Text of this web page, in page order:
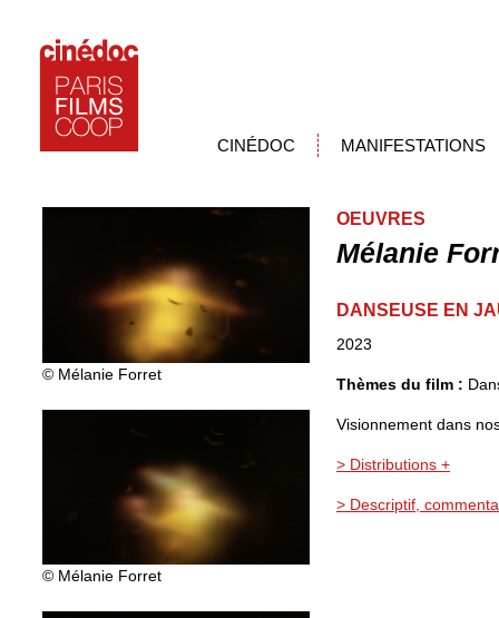
CINÉDOC MANIFESTATIONS
© Mélanie Forret
© Mélanie Forret
OEUVRES
Mélanie
DANSEUSE EN
2023
Thèmes du film :
Visionnement dans
> Distributions +
> Descriptif,